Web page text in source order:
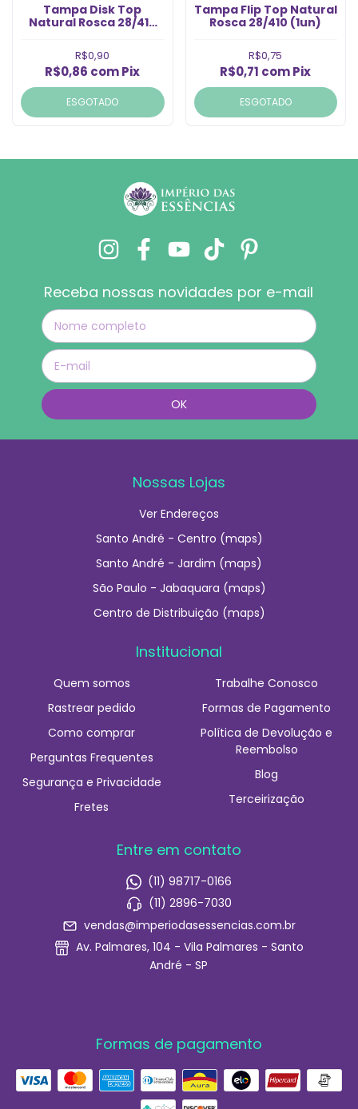
Tampa Disk Top
Natural Rosca 28/410
R$0,90
R$0,86 comPix
ESGOTADO
Tampa Flip Top Natural
Rosca 28/410 (1un)
R$0,75
R$0,71 comPix
ESGOTADO
Receba nossas novidades por e-mail
Nossas Lojas
Ver Endereços
Santo André - Centro (maps)
Santo André - Jardim (maps)
São Paulo - Jabaquara (maps)
Centro de Distribuição (maps)
Institucional
Quem somos
Rastrear pedido
Como comprar
Perguntas Frequentes
Segurança e Privacidade
Fretes
Trabalhe Conosco
Formas de Pagamento
Política de Devolução e
Reembolso
Blog
Terceirização
Entre em contato
(11) 98717-0166
(11) 2896-7030
vendas@imperiodasessencias.com.br
Av. Palmares, 104 - Vila Palmares - Santo
André - SP
Formas de pagamento